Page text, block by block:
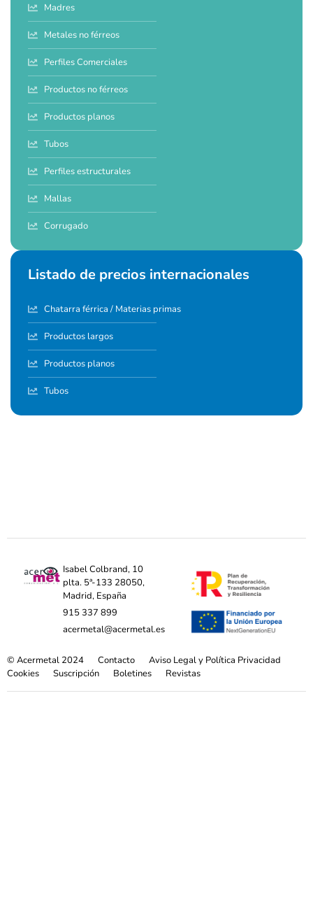
Madres
Metales no férreos
Perfiles Comerciales
Productos no férreos
Productos planos
Tubos
Perfiles estructurales
Mallas
Corrugado
Listado de precios internacionales
Chatarra férrica / Materias primas
Productos largos
Productos planos
Tubos
Isabel Colbrand, 10
plta. 5ª-133 28050,
Madrid, España
915 337 899
acermetal@acermetal.es
© Acermetal 2024 Contacto
Aviso Legal y Política Privacidad
Cookies
Suscripción Boletines Revistas